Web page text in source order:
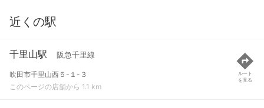
近くの駅
千里山駅 阪急千里線
吹田市千里山西５-１-３
このページの店舗から 1.1 km
ルート
を見る